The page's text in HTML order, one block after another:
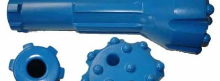
ম্যাপ
PRIVACY
POLICY